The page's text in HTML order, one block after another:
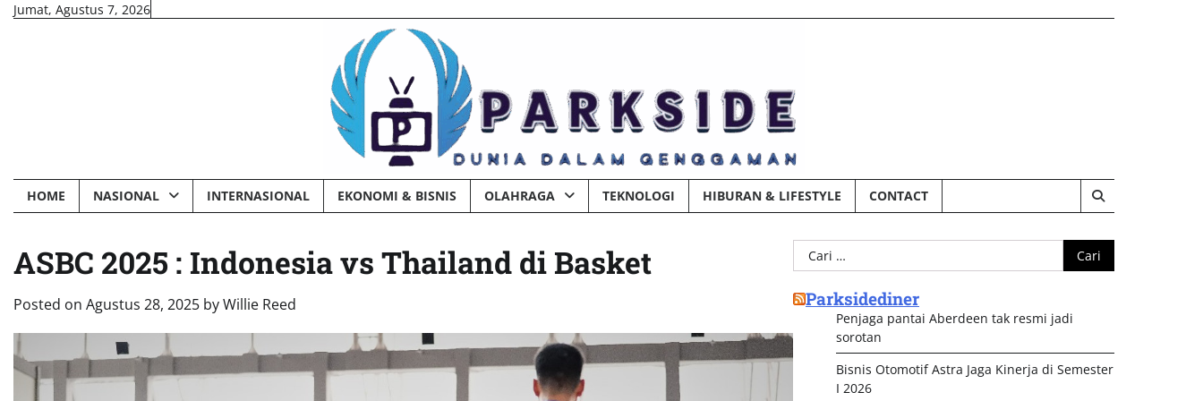
SkipJumat, Agustus 7, 2026
HOME NASIONAL INTERNASIONAL EKONOMI & BISNIS OLAHRAGA TEKNOLOGI HIBURAN & LIFESTYLE CONTACT
ASBC 2025 : Indonesia vs Thailand di Basket
Posted on Agustus 28, 2025 byWillie Reed
Cari
untuk:
Parksidediner
Penjaga pantai Aberdeen tak resmi jadi
sorotan
Bisnis Otomotif Astra Jaga Kinerja di Semester
I 2026